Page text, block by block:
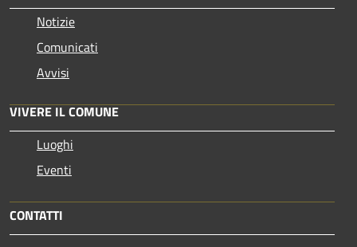
Notizie
Comunicati
Avvisi
VIVERE IL COMUNE
Luoghi
Eventi
CONTATTI